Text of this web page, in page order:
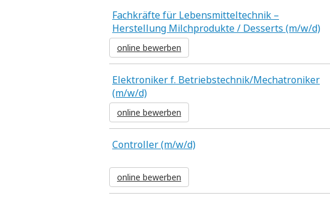
Fachkräfte für Lebensmitteltechnik –
Herstellung Milchprodukte / Desserts (m/w/d)
online bewerben
Elektroniker f. Betriebstechnik/Mechatroniker
(m/w/d)
online bewerben
Controller (m/w/d)
online bewerben